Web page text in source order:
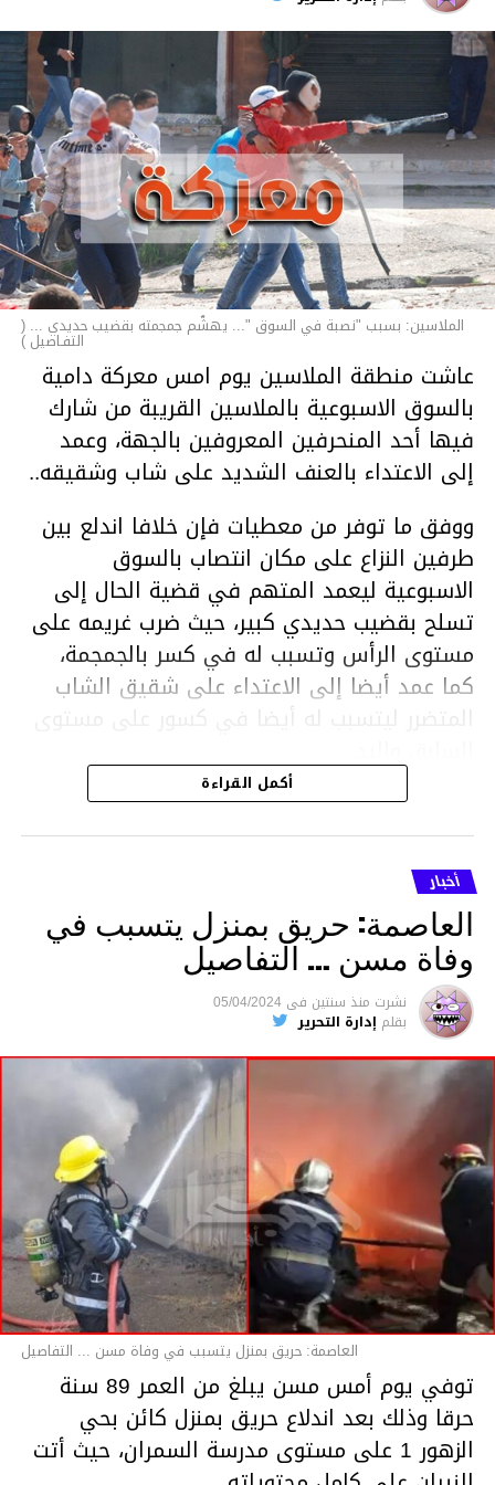
الملاسين: بسبب "نصبة في السوق "... يهشّم جمجمته بقضيب حديدي ... (
التفـاصيل )
عاشت منطقة الملاسين يوم امس معركة دامية
بالسوق الاسبوعية بالملاسين القريبة من شارك
فيها أحد المنحرفين المعروفين بالجهة، وعمد
إلى الاعتداء بالعنف الشديد على شاب وشقيقه..
ووفق ما توفر من معطيات فإن خلافا اندلع بين
طرفين النزاع على مكان انتصاب بالسوق
الاسبوعية ليعمد المتهم في قضية الحال إلى
تسلح بقضيب حديدي كبير، حيث ضرب غريمه على
مستوى الرأس وتسبب له في كسر بالجمجمة،
كما عمد أيضا إلى الاعتداء على شقيق الشاب
المتضرر ليتسبب له أيضا في كسور على مستوى
هذا وقد تمكن أعوان مركز الأمن الوطني بحي
هلال في توقيت قياسي من محاصرة المشتبه به
والقبض عليه وإحالته على التحقيق في خصوص
ما نُسبه إليه.
متابعة
قسم الاخبار
أكمل القراءة
أخبار
العاصمة: حريق بمنزل يتسبب في
وفاة مسن … التفاصيل
نشرت منذ سنتين فى 05/04/2024
بقلم إدارة التحرير
العاصمة: حريق بمنزل يتسبب في وفاة مسن ... التفاصيل
توفي يوم أمس مسن يبلغ من العمر 89 سنة
حرقا وذلك بعد اندلاع حريق بمنزل كائن بحي
الزهور 1 على مستوى مدرسة السمران، حيث أتت